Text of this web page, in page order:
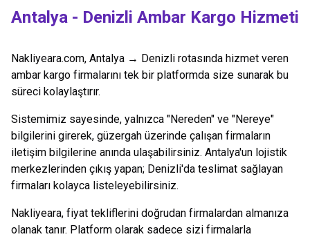
Antalya - Denizli Ambar Kargo Hizmeti
Nakliyeara.com, Antalya → Denizli rotasında hizmet veren
ambar kargo firmalarını tek bir platformda size sunarak bu
süreci kolaylaştırır.
Sistemimiz sayesinde, yalnızca "Nereden" ve "Nereye"
bilgilerini girerek, güzergah üzerinde çalışan firmaların
iletişim bilgilerine anında ulaşabilirsiniz. Antalya'un lojistik
merkezlerinden çıkış yapan; Denizli'da teslimat sağlayan
firmaları kolayca listeleyebilirsiniz.
Nakliyeara, fiyat tekliflerini doğrudan firmalardan almanıza
olanak tanır. Platform olarak sadece sizi firmalarla